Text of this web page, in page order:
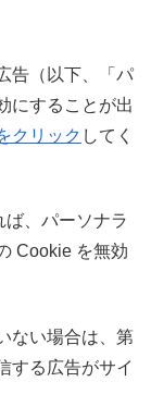
告（以下、「パ
にすることが出
クリック してく
ば、パーソナラ
Cookie を無効
ない場合は、第
する広告がサイ